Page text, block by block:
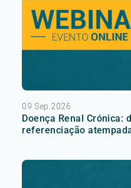
09 Sep 2026
Doença Renal Crónica:
referenciação